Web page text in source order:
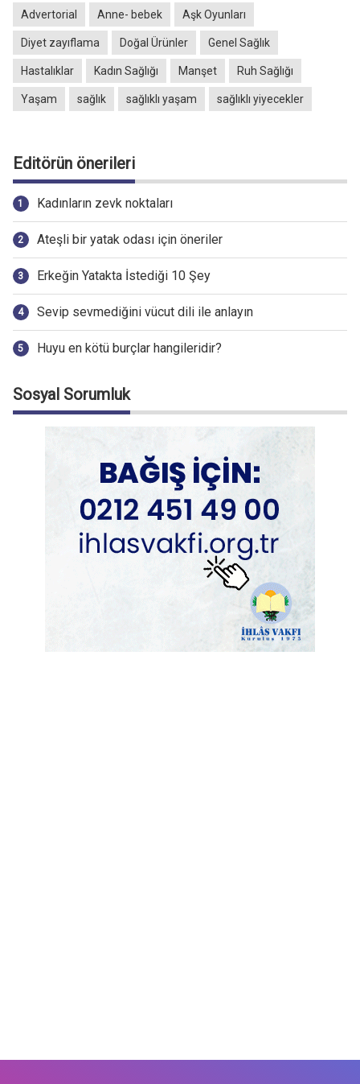
Advertorial Anne- bebek Aşk Oyunları
Diyet zayıflama Doğal Ürünler Genel Sağlık
Hastalıklar Kadın Sağlığı Manşet Ruh Sağlığı
Yaşam sağlık sağlıklı yaşam sağlıklı yiyecekler
Editörün önerileri
Kadınların zevk noktaları
Ateşli bir yatak odası için öneriler
Erkeğin Yatakta İstediği 10 Şey
Sevip sevmediğini vücut dili ile anlayın
Huyu en kötü burçlar hangileridir?
Sosyal Sorumluk